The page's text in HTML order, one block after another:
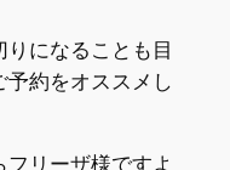
になることも目
約をオススメし
リーザ様ですよ